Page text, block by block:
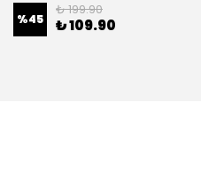
%45
₺ 199.90
₺ 109.90